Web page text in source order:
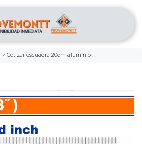
Cotizar escuadra 20cm aluminio wadfow